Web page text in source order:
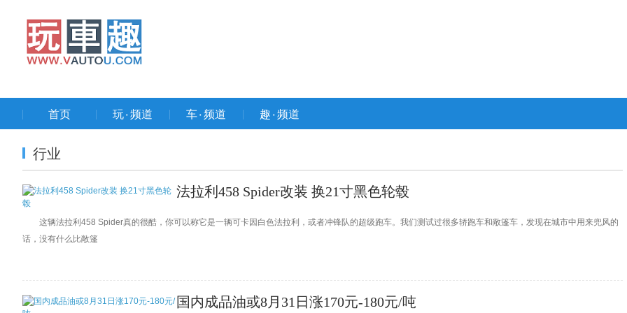
首页 玩۰频道 车۰频道 趣۰频道
行业
法拉利458 Spider改装 换21寸黑色轮毂
这辆法拉利458 Spider真的很酷，你可以称它是一辆可卡因白色法拉利，或者冲锋队的超级跑车。我们测试过很多轿跑车和敞篷车，发现在城市中用来兜风的
话，没有什么比敞篷
国内成品油或8月31日涨170元-180元/吨